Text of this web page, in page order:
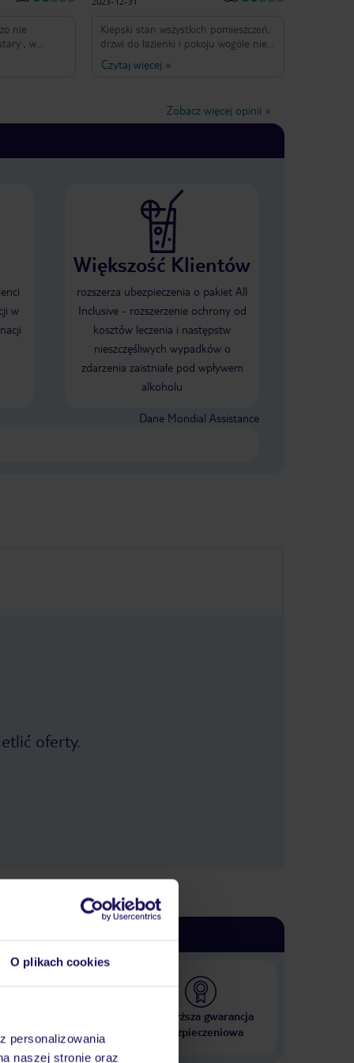
O plikach cookies
personalizowania
naszej stronie oraz
nie
, w
się
brak
pokonać
strefy vip
Leżaki
już o 8
tak samo
siostra.
Nie
Kiepski stan wszystkich pomieszczeń,
drzwi do łazienki i pokoju wogóle nie
dało się zamknąć, w łazience
śmierdziało( brak jakiejkolwiek
dniach osobiście i usłyszałam że tutaj
Standard nie adekwatny do ceny i
Czytaj więcej »
Zobacz więcej opinii »
w
Większość Klientów
rozszerza ubezpieczenia o pakiet All
Inclusive - rozszerzenie ochrony od
kosztów leczenia i następstw
nieszczęśliwych wypadków o
zdarzenia zaistniałe pod wpływem
alkoholu
Dane Mondial Assistance
oferty.
krajach
Najwyższa gwarancja
ubezpieczeniowa